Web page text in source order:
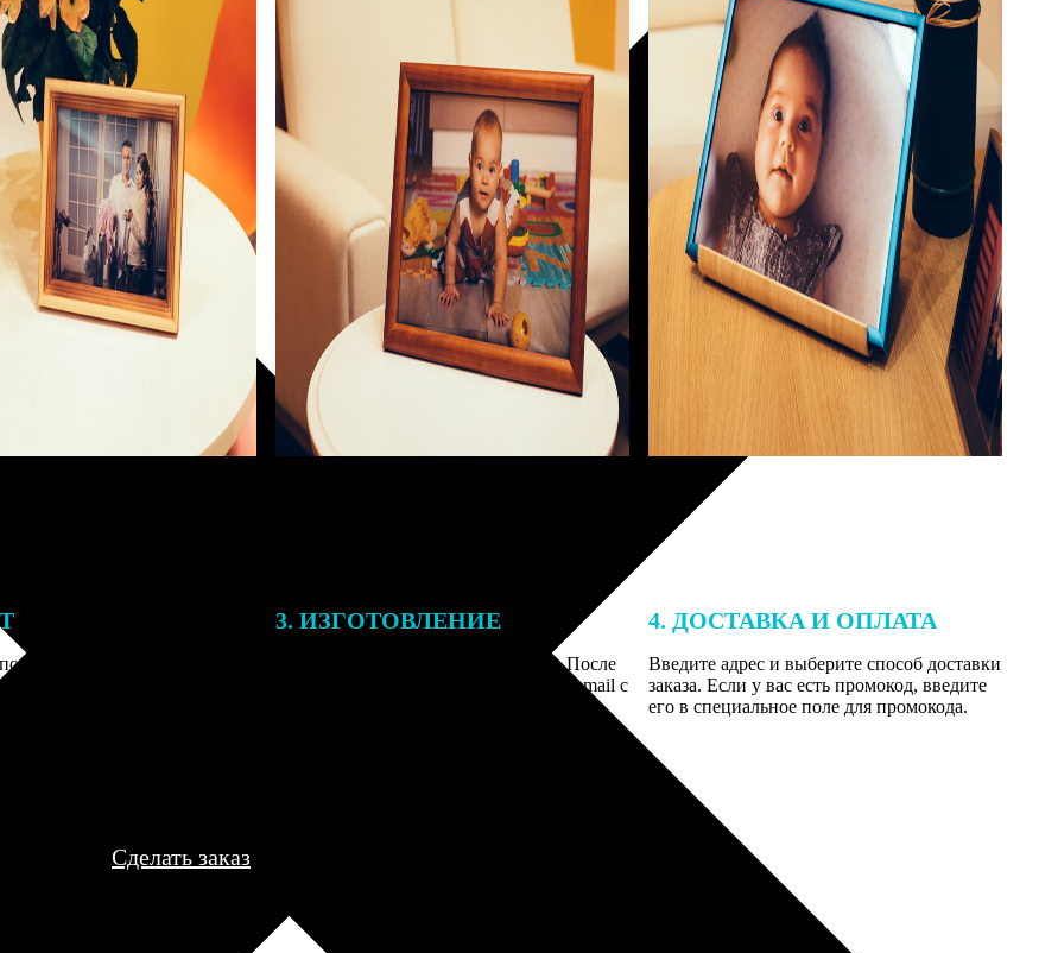
заказа к печати
могут связаться с Вами
телефону или email для
деталей.
3. ИЗГОТОВЛЕНИЕ
Оплатите заказ банковской картой. После
оплаты получите подтверждение на email с
описанием заказа. Когда отправим заказ
4. ДОСТАВКА И ОПЛАТА
Введите адрес и выберите способ доставки
заказа. Если у вас есть промокод, введите
его в специальное поле для промокода.
Сделать заказ